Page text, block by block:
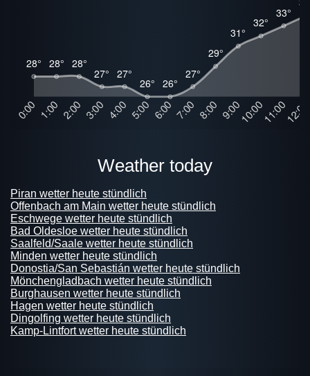
weather today
Piran wetter heute stündlich
Offenbach am Main wetter heute stündlich
Eschwege wetter heute stündlich
Bad Oldesloe wetter heute stündlich
Saalfeld/Saale wetter heute stündlich
Minden wetter heute stündlich
Donostia/San Sebastián wetter heute stündlich
Mönchengladbach wetter heute stündlich
Burghausen wetter heute stündlich
Hagen wetter heute stündlich
Dingolfing wetter heute stündlich
Kamp-Lintfort wetter heute stündlich